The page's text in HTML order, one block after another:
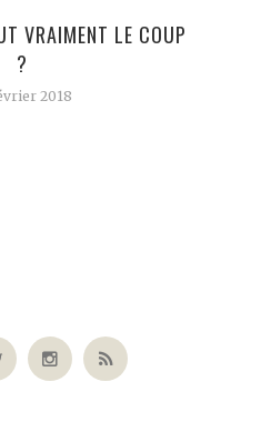
VRAIMENT LE COUP
?
2018